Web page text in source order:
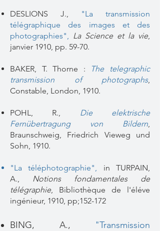
DESLIONS J.,
"La transmission
télégraphique des images et des
photographies", La Science et la vie,
janvier 1910, pp. 59-70.
BAKER, T. Thorne :
The telegraphic
transmission of photographs,
Constable, London, 1910.
POHL, R., Die elektrische
Fernübertragung von Bildern,
Braunschweig, Friedrich Vieweg und
Sohn, 1910.
"La téléphotographie", in TURPAIN,
A., Notions fondamentales de
télégraphie, Bibliothèque de l'éléve
ingénieur, 1910, pp;152-172
BING, A.,
"Transmission